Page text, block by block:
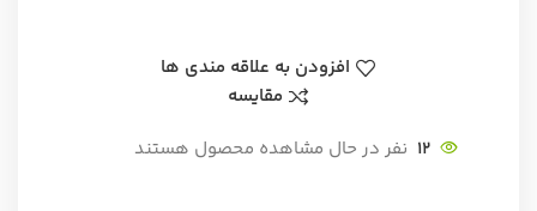
افزودن به علاقه مندی ها
مقایسه
12 نفر در حال مشاهده محصول هستند